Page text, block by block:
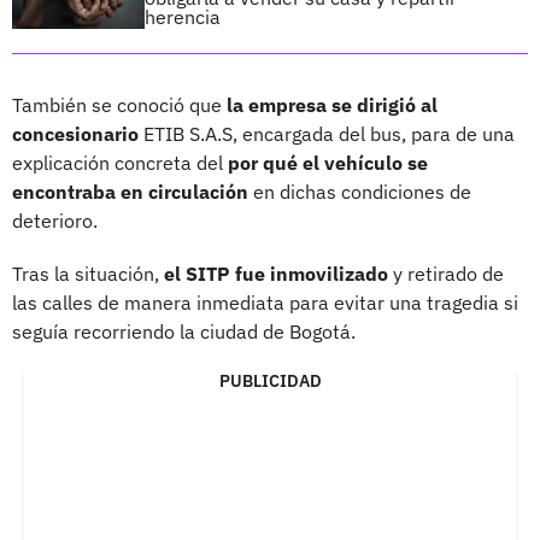
herencia
También se conoció que la empresa se dirigió al
concesionario ETIB S.A.S, encargada del bus, para de una
explicación concreta del por qué el vehículo se
encontraba en circulación en dichas condiciones de
deterioro.
Tras la situación, el SITP fue inmovilizado y retirado de
las calles de manera inmediata para evitar una tragedia si
seguía recorriendo la ciudad de Bogotá.
PUBLICIDAD